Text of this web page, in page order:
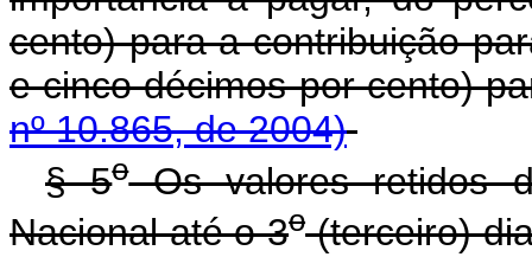
cento) para a contribuição
e cinco décimos por
nº 10.865, de 2004)
§ 5oOs valores retidos
Nacional até o 3o(terceiro)